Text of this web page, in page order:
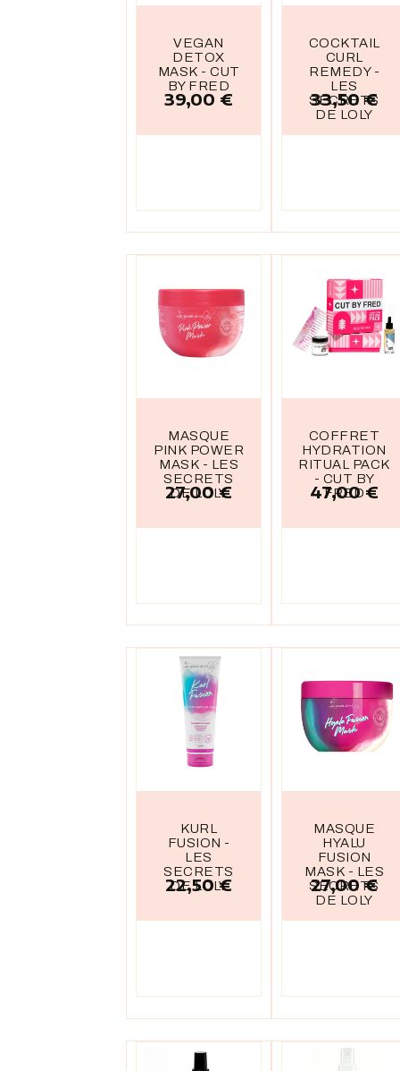
VEGAN
DETOX
MASK - CUT
BY FRED
Prix
39,00 €
COCKTAIL
CURL
REMEDY -
LES
SECRETS
DE LOLY
Prix
33,50 €
MASQUE
PINK POWER
MASK - LES
SECRETS
DE LOLY
Prix
27,00 €
COFFRET
HYDRATION
RITUAL PACK
- CUT BY
FRED
Prix
47,00 €
KURL
FUSION -
LES
SECRETS
DE LOLY
Prix
22,50 €
MASQUE
HYALU
FUSION
MASK - LES
SECRETS
DE LOLY
Prix
27,00 €